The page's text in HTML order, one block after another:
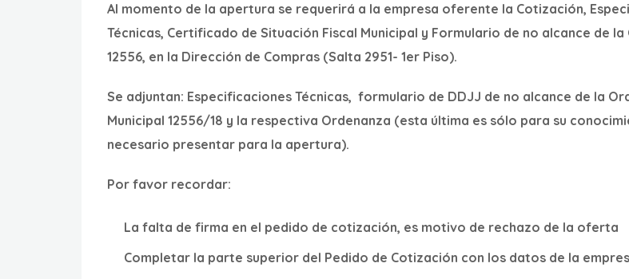
Al momento de la apertura se requerirá a la empresa oferente la Cotización,
Técnicas, Certificado de Situación Fiscal Municipal y Formulario de no alcance de la
12556, en la Dirección de Compras (Salta 2951- 1er Piso).
Se adjuntan: Especificaciones Técnicas, formulario de DDJJ de no alcance de la
Municipal 12556/18 y la respectiva Ordenanza (esta última es sólo para su
necesario presentar para la apertura).
Por favor recordar:
La falta de firma en el pedido de cotización, es motivo de rechazo de la oferta
Completar la parte superior del Pedido de Cotización con los datos de la